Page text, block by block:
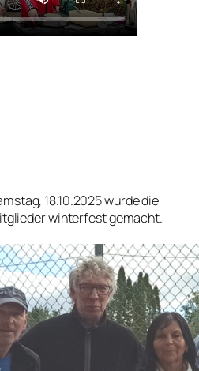
18.10.2025 wurde die
winterfest gemacht.